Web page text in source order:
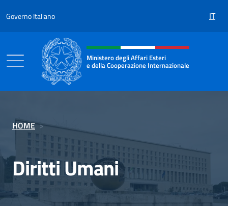
Governo Italiano IT
Intestazione sito, social e menù
Ministero degli Affari Esteri
e della Cooperazione Internazionale
HOME >
Diritti Umani